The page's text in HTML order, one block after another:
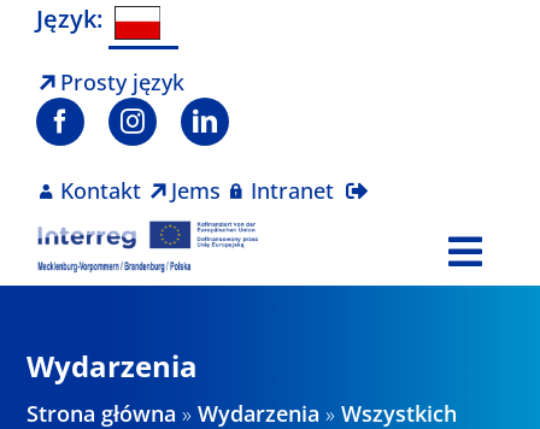
Skip
content
Język:
Prosty język
Kontakt Jems Intranet
Projekty
Wydarzenia
Strona główna »Wydarzenia »Wszystkich